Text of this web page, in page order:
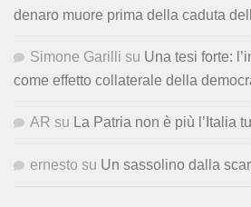
denaro muore prima della caduta
Simone Garilli su Una tesi forte:
come effetto collaterale della
AR su La Patria non è più l’Italia
ernesto su Un sassolino dalla